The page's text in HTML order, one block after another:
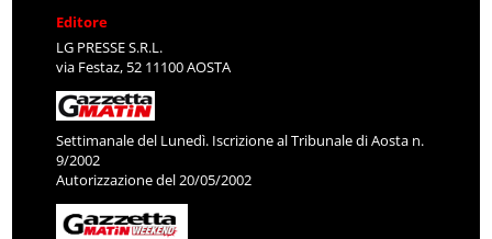
Editore
LG PRESSE S.R.L.
via Festaz, 52 11100 AOSTA
Settimanale del Lunedì. Iscrizione al Tribunale di Aosta n.
9/2002
Autorizzazione del 20/05/2002